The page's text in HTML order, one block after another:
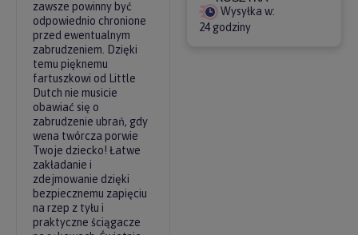
zawsze powinny być
odpowiednio chronione
przed ewentualnym
zabrudzeniem. Dzięki
temu pięknemu
fartuszkowi od Little
Dutch nie musicie
obawiać się o
zabrudzenie ubrań, gdy
wena twórcza porwie
Twoje dziecko! Łatwe
zakładanie i
zdejmowanie dzięki
bezpiecznemu zapięciu
na rzep z tyłu i
praktyczne ściągacze
Wysyłka w:
24 godziny